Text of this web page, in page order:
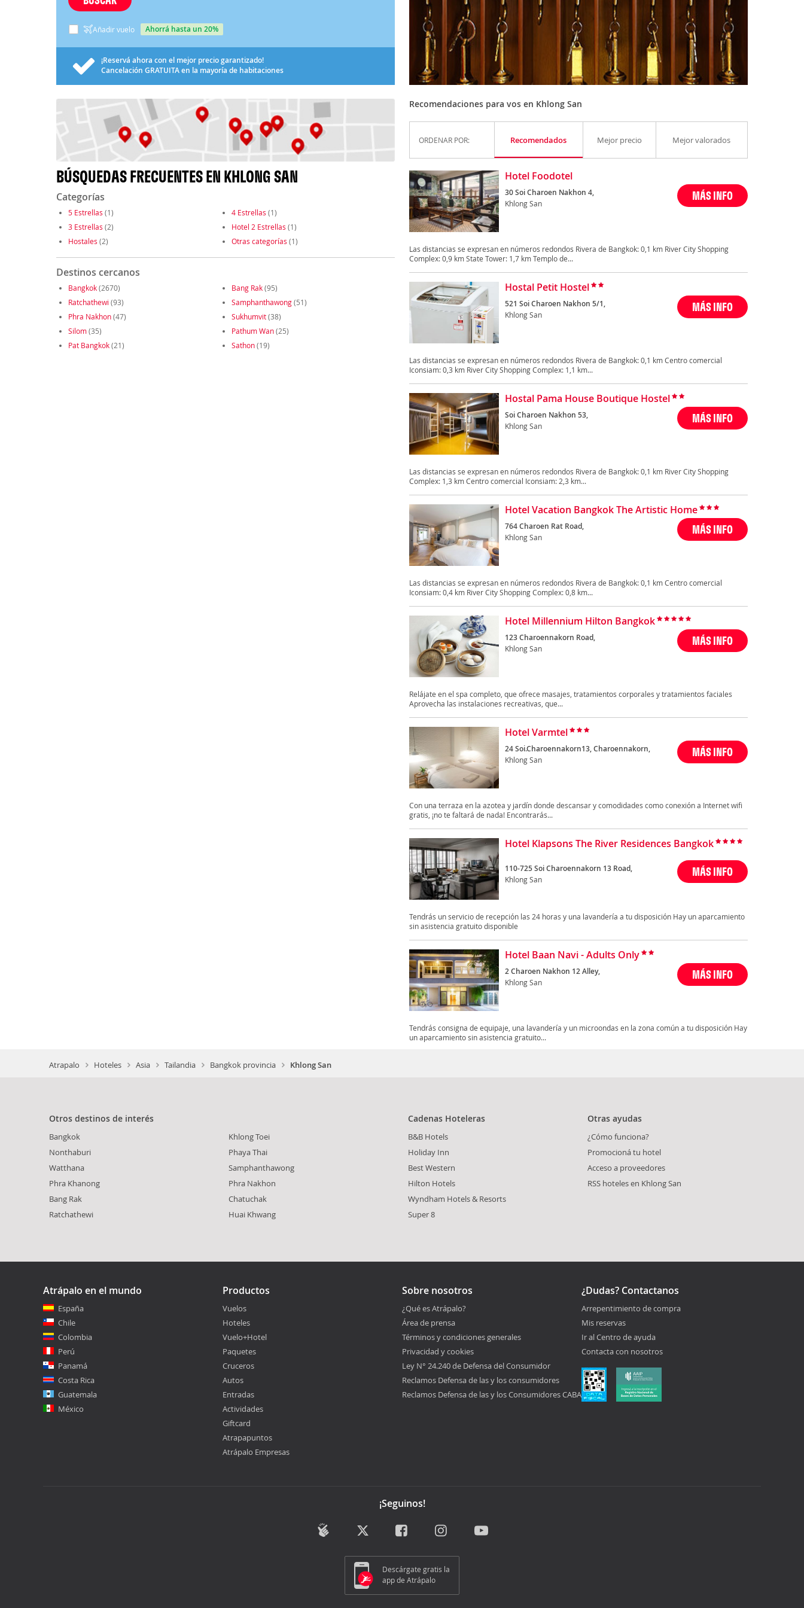
Añadir vuelo ahorrá hasta un 20%
¡Reservá ahora con el mejor precio garantizado!
Cancelación GRATUITAen la mayoría de habitaciones
BÚSQUEDAS FRECUENTES EN KHLONG SAN
Categorías
5 Estrellas (1) 4 Estrellas (1)
3 Estrellas (2) Hotel 2 Estrellas (1)
Hostales (2) Otras categorías (1)
Destinos cercanos
Bangkok(2670) Bang Rak(95)
Ratchathewi (93) Samphanthawong(51)
Phra Nakhon(47) Sukhumvit(38)
Silom(35) Pathum Wan(25)
Pat Bangkok(21) Sathon(19)
Recomendaciones para vos en Khlong San
ORDENAR POR: Recomendados Mejor precio Mejor valorados
Hotel Foodotel
30 Soi Charoen Nakhon 4,
Khlong San
MÁS INFO
Las distancias se expresan en números redondos Rivera de Bangkok: 0,1 km River City Shopping
Complex: 0,9 km State Tower: 1,7 km Templo de...
Hostal Petit Hostel
521 Soi Charoen Nakhon 5/1,
Khlong San
MÁS INFO
Las distancias se expresan en números redondos Rivera de Bangkok: 0,1 km Centro comercial
Iconsiam: 0,3 km River City Shopping Complex: 1,1 km...
Hostal Pama House Boutique Hostel
Soi Charoen Nakhon 53,
Khlong San
MÁS INFO
Las distancias se expresan en números redondos Rivera de Bangkok: 0,1 km River City Shopping
Complex: 1,3 km Centro comercial Iconsiam: 2,3 km...
Hotel Vacation Bangkok The Artistic Home
764 Charoen Rat Road,
Khlong San
MÁS INFO
Las distancias se expresan en números redondos Rivera de Bangkok: 0,1 km Centro comercial
Iconsiam: 0,4 km River City Shopping Complex: 0,8 km...
Hotel Millennium Hilton Bangkok
123 Charoennakorn Road,
Khlong San
MÁS INFO
Relájate en el spa completo, que ofrece masajes, tratamientos corporales y tratamientos faciales
Aprovecha las instalaciones recreativas, que...
Hotel Varmtel
24 Soi.Charoennakorn13, Charoennakorn,
Khlong San
MÁS INFO
Con una terraza en la azotea y jardín donde descansar y comodidades como conexión a Internet wifi
gratis, ¡no te faltará de nada! Encontrarás...
Hotel Klapsons The River Residences Bangkok
110-725 Soi Charoennakorn 13 Road,
Khlong San
MÁS INFO
Tendrás un servicio de recepción las 24 horas y una lavandería a tu disposición Hay un aparcamiento
sin asistencia gratuito disponible
Hotel Baan Navi - Adults Only
2 Charoen Nakhon 12 Alley,
Khlong San
MÁS INFO
Tendrás consigna de equipaje, una lavandería y un microondas en la zona común a tu disposición Hay
un aparcamiento sin asistencia gratuito...
Atrapalo Hoteles Asia Tailandia Bangkok provincia Khlong San
Otros destinos de interés
Bangkok
Nonthaburi
Watthana
Phra Khanong
Bang Rak
Ratchathewi
Khlong Toei
Phaya Thai
Samphanthawong
Phra Nakhon
Chatuchak
Huai Khwang
Cadenas Hoteleras
B&B Hotels
Holiday Inn
Best Western
Hilton Hotels
Wyndham Hotels & Resorts
Super 8
Otras ayudas
¿Cómo funciona?
Promocioná tu hotel
Acceso a proveedores
RSS hoteles en Khlong San
Atrápalo en el mundo
España
Chile
Colombia
Perú
Panamá
Costa Rica
Guatemala
México
Productos
Vuelos
Hoteles
Vuelo+Hotel
Paquetes
Cruceros
Autos
Entradas
Actividades
Giftcard
Atrapapuntos
Atrápalo Empresas
Sobre nosotros
¿Qué es Atrápalo?
Área de prensa
Términos y condiciones generales
Privacidad y cookies
Ley N° 24.240 de Defensa del Consumidor
Reclamos Defensa de las y los consumidores
Reclamos Defensa de las y los Consumidores CABA
¿Dudas? Contactanos
Arrepentimiento de compra
Mis reservas
Ir al Centro de ayuda
Contacta con nosotros
¡Seguinos!
Descárgate gratis la
app de Atrápalo